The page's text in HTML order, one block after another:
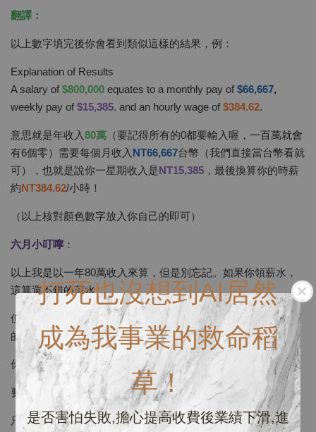
打死也沒想到AI居然
成為我事業的救命稻
草！
是否害怕失敗,擔心提高收費後業績下滑,進
翻譯：
以上數字填完後你會看到類似這樣的結果，例：
Explanation of Results
A salary of $800,000 equates to a monthly pay of $66,667,
weekly pay of $15,385, and an hourly wage of $384.62.
意思就是年收入80萬 （要記得所有的0都要輸入喔，一百萬就會
有6個零）需要每個月收入 NT66,667台幣（我們直接當台幣看就
可），也就是說你一星期收入是NT15,385 ，最後換算你的時薪
約NT384.62/小時！
（以上核對顏色數字放入你自己的即可）
六月小叮嚀 ：
以上我是以一年80萬收入來算，但是別忘記。如果你領薪水，
這算還不錯的薪水。
但是你是工作室經營者，一年80萬台幣收入！我可以跟你明白
的說
你還不如去替人打工吧！因為你頂多賺了個寂寞和時間彈性
要靠這個工作致富或財務自由！
只能在夢中出現！